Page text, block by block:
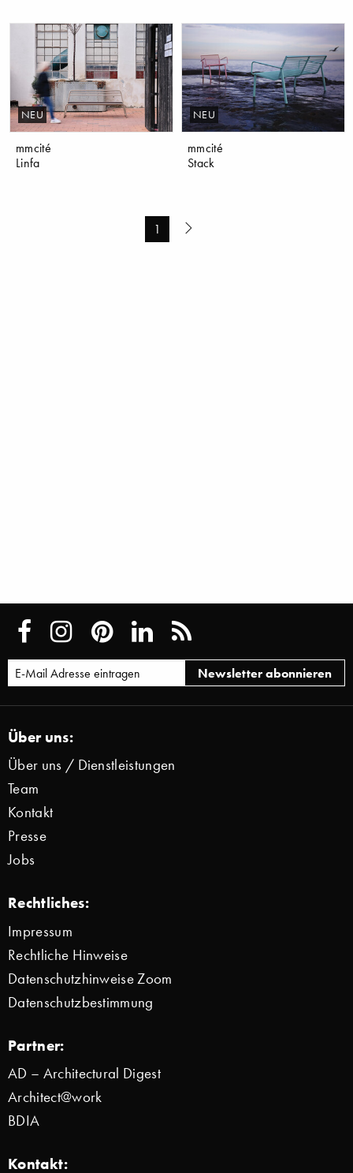
NEU
mmcité
Linfa
NEU
mmcité
Stack
1
Über uns:
Über uns / Dienstleistungen
Team
Kontakt
Presse
Jobs
Rechtliches:
Impressum
Rechtliche Hinweise
Datenschutzhinweise Zoom
Datenschutzbestimmung
Partner:
AD – Architectural Digest
Architect@work
BDIA
Kontakt: